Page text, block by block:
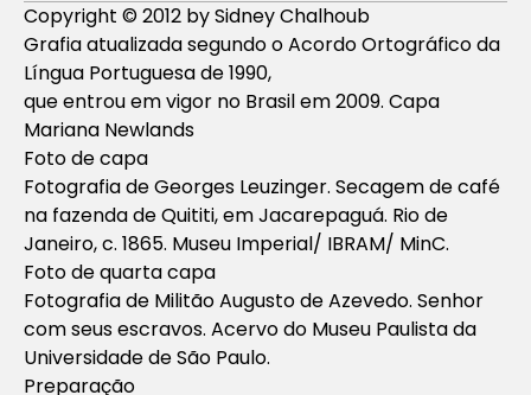
Copyright © 2012 by Sidney Chalhoub
Grafia atualizada segundo o Acordo Ortográfico da
Língua Portuguesa de 1990,
que entrou em vigor no Brasil em 2009. Capa
Mariana Newlands
Foto de capa
Fotografia de Georges Leuzinger. Secagem de café
na fazenda de Quititi, em Jacarepaguá. Rio de
Janeiro, c. 1865. Museu Imperial/ IBRAM/ MinC.
Foto de quarta capa
Fotografia de Militão Augusto de Azevedo. Senhor
com seus escravos. Acervo do Museu Paulista da
Universidade de São Paulo.
Preparação